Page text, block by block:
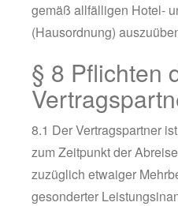
gemäß allfälligen Hotel-
(Hausordnung)
§ 8 Pflichten
8.1 Der Vertragspartner
zum Zeitpunkt der
zuzüglich etwaiger
gesonderter